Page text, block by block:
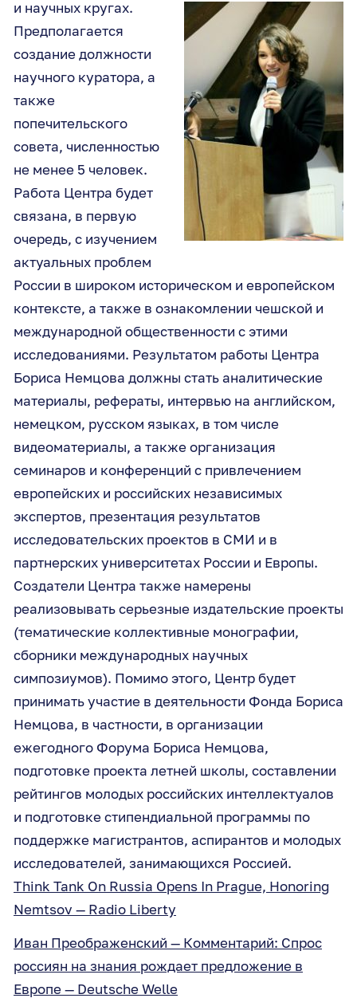
и научных кругах.
Предполагается
создание должности
научного куратора, а
также
попечительского
совета, численностью
не менее 5 человек.
Работа Центра будет
связана, в первую
очередь, с изучением
актуальных проблем
России в широком историческом и европейском
контексте, а также в ознакомлении чешской и
международной общественности с этими
исследованиями. Результатом работы Центра
Бориса Немцова должны стать аналитические
материалы, рефераты, интервью на английском,
немецком, русском языках, в том числе
видеоматериалы, а также организация
семинаров и конференций с привлечением
европейских и российских независимых
экспертов, презентация результатов
исследовательских проектов в СМИ и в
партнерских университетах России и Европы.
Создатели Центра также намерены
реализовывать серьезные издательские проекты
(тематические коллективные монографии,
сборники международных научных
симпозиумов). Помимо этого, Центр будет
принимать участие в деятельности Фонда Бориса
Немцова, в частности, в организации
ежегодного Форума Бориса Немцова,
подготовке проекта летней школы, составлении
рейтингов молодых российских интеллектуалов
и подготовке стипендиальной программы по
поддержке магистрантов, аспирантов и молодых
исследователей, занимающихся Россией.
Think Tank On Russia Opens In Prague, Honoring
Nemtsov — Radio Liberty
Иван Преображенский — Комментарий: Спрос
россиян на знания рождает предложение в
Европе — Deutsche Welle